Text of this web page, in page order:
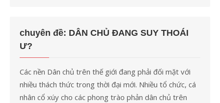
chuyên đề: DÂN CHỦ ĐANG SUY THOÁI
Ư?
Các nền Dân chủ trên thế giới đang phải đối mặt với
nhiều thách thức trong thời đại mới. Nhiều tổ chức, cá
nhân cổ xúy cho các phong trào phản dân chủ trên